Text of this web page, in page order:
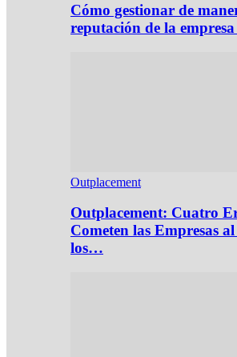
Cómo gestionar de
reputación de la
Outplacement
Outplacement: Cuatro
Cometen las Empresas
los…